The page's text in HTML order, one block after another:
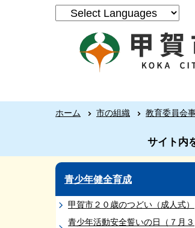
ホーム 市の組織 教育委員会
サイト内
青少年健全育成
甲賀市２０歳のつどい（成人式）
青少年活動安全誓いの日（７月３